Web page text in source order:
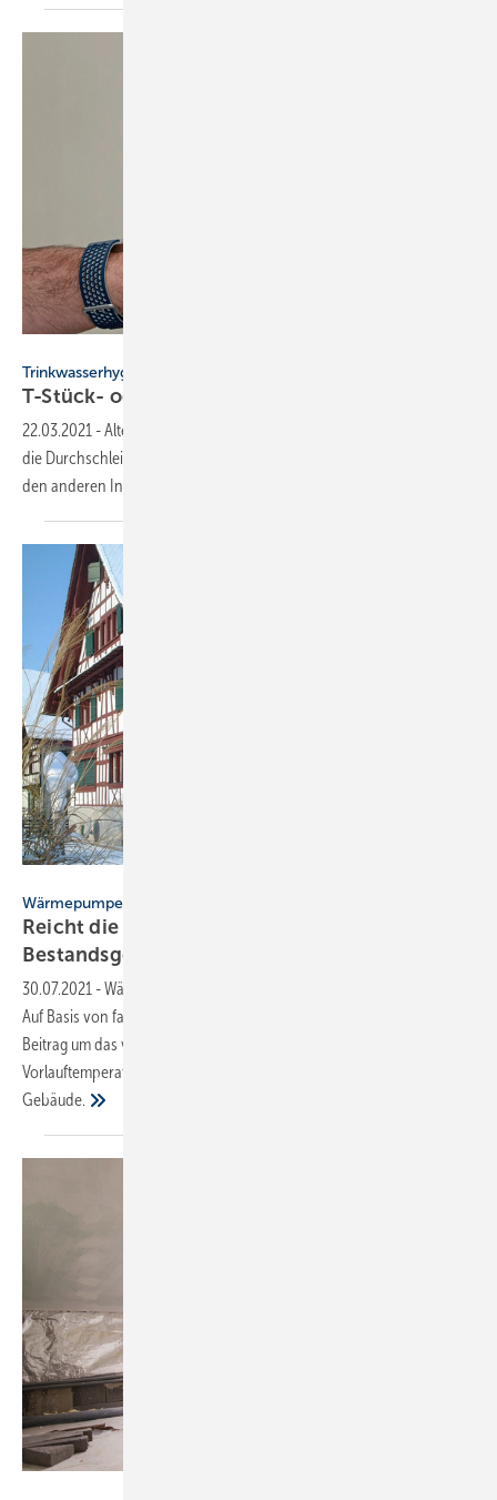
Trinkwasserhygiene
T-Stück- oder
22.03.2021 -Alternativ zur T-Stück- oder Reihen-Installation gibt es
die Durchschleif-Ringinstallation. Wie wirkt sie sich im Vergleich zu
den anderen Installationsarten
Wärmepumpen im Bestand – SBZ-Serie, Teil 1
Reicht die Leistung von Wärmepumpen in
Bestandsgebäuden
30.07.2021 -Wärmepumpen sind nicht nur für Neubauten geeignet.
Auf Basis von fast 20 Jahren Forschungsarbeit geht es in diesem
Beitrag um das vermeintliche Hauptausschlusskriterium der hohen
Vorlauftemperaturen sowie die Ausgangslage im zu sanierenden
Gebäude.